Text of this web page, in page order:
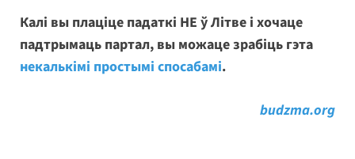
Калі вы плаціце падаткі НЕ ў Літве і хочаце
падтрымаць партал, вы можаце зрабіць гэта
некалькімі простымі спосабамі.
budzma.org